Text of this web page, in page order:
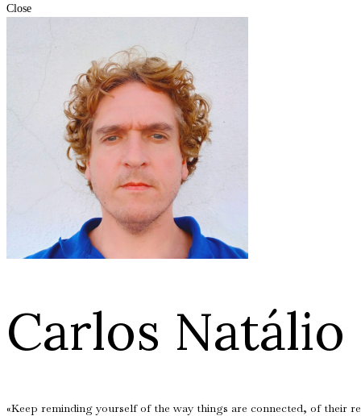
Close
Carlos Natálio
«Keep reminding yourself of the way things are connected, of their